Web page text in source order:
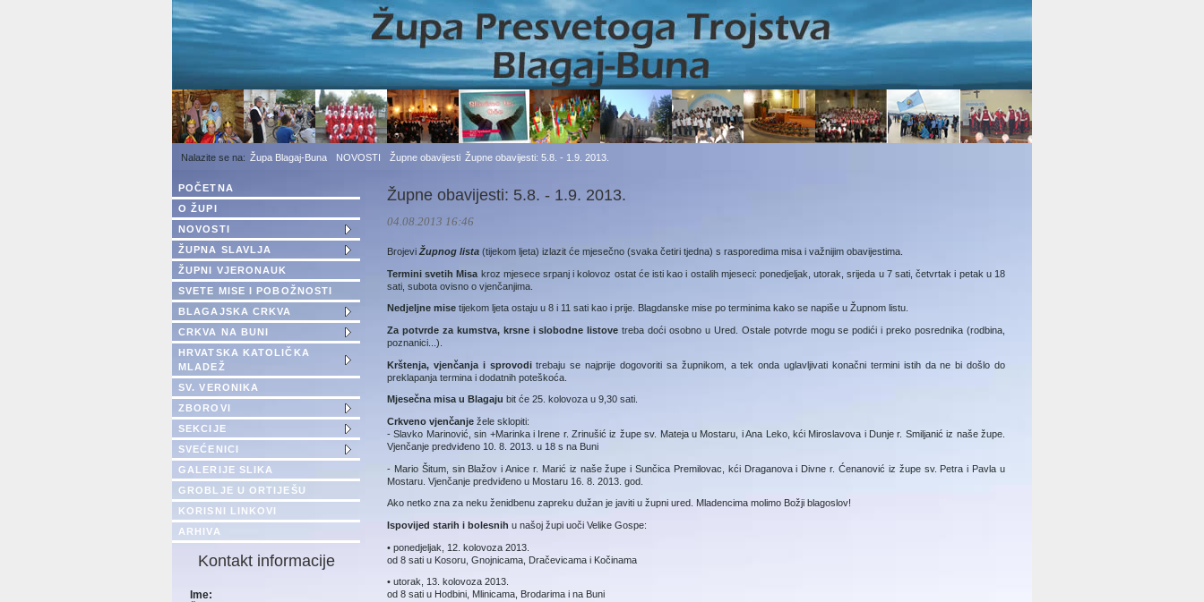
Župa Blagaj-Buna NOVOSTI Župne obavijesti Župne obavijesti: 5.8. - 1.9. 2013.
Župne obavijesti: 5.8. - 1.9. 2013.
04.08.2013 16:46
Brojevi Župnog lista (tijekom ljeta) izlazit će mjesečno (svaka četiri tjedna) s rasporedima misa i važnijim obavijestima.
Termini svetih Misa kroz mjesece srpanj i kolovoz ostat će isti kao i ostalih mjeseci: ponedjeljak, utorak, srijeda u 7 sati, četvrtak i petak u 18
sati, subota ovisno o vjenčanjima.
Nedjeljne mise tijekom ljeta ostaju u 8 i 11 sati kao i prije. Blagdanske mise po terminima kako se napiše u Župnom listu.
Za potvrde za kumstva, krsne i slobodne listovetreba doći osobno u Ured. Ostale potvrde mogu se podići i preko posrednika (rodbina,
poznanici...).
Krštenja, vjenčanja i sprovoditrebaju se najprije dogovoriti sa župnikom, a tek onda uglavljivati konačni termini istih da ne bi došlo do
preklapanja termina i dodatnih poteškoća.
Mjesečna misa u Blagaju bit će 25. kolovoza u 9,30 sati.
Crkveno vjenčanje žele sklopiti:
- Slavko Marinović, sin +Marinka i Irene r. Zrinušić iz župe sv. Mateja u Mostaru, i Ana Leko, kći Miroslavova i Dunje r. Smiljanić iz naše župe.
Vjenčanje predviđeno 10. 8. 2013. u 18 s na Buni
- Mario Šitum, sin Blažov i Anice r. Marić iz naše župe i Sunčica Premilovac, kći Draganova i Divne r. Ćenanović iz župe sv. Petra i Pavla u
Mostaru. Vjenčanje predviđeno u Mostaru 16. 8. 2013. god.
Ako netko zna za neku ženidbenu zapreku dužan je javiti u župni ured. Mladencima molimo Božji blagoslov!
Ispovijed starih i bolesnih u našoj župi uoči Velike Gospe:
• ponedjeljak, 12. kolovoza 2013.
od 8 sati u Kosoru, Gnojnicama, Dračevicama i Kočinama
• utorak, 13. kolovoza 2013.
od 8 sati u Hodbini, Mlinicama, Brodarima i na Buni
POČETNA
O ŽUPI
NOVOSTI
ŽUPNA SLAVLJA
ŽUPNI VJERONAUK
SVETE MISE I POBOŽNOSTI
BLAGAJSKA CRKVA
CRKVA NA BUNI
HRVATSKA KATOLIČKA
MLADEŽ
SV. VERONIKA
ZBOROVI
SEKCIJE
SVEĆENICI
GALERIJE SLIKA
GROBLJE U ORTIJEŠU
KORISNI LINKOVI
ARHIVA
Kontakt informacije
Ime: